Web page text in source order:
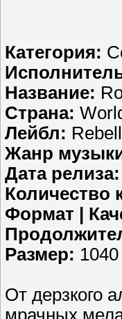
Категория:
Название:
Страна:
Лейбл:
Жанр
Дата релиза:
Количество
Формат |
Размер:
От дерзкого
мрачных